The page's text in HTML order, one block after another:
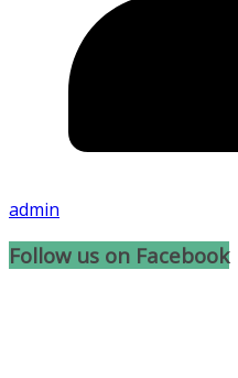
admin
Follow us on Facebook